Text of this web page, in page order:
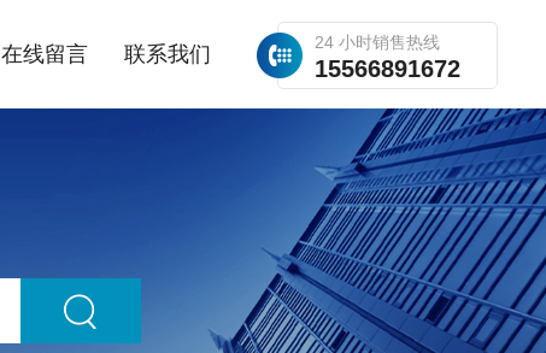
24 小时销售热线
15566891672
在线留言 联系我们